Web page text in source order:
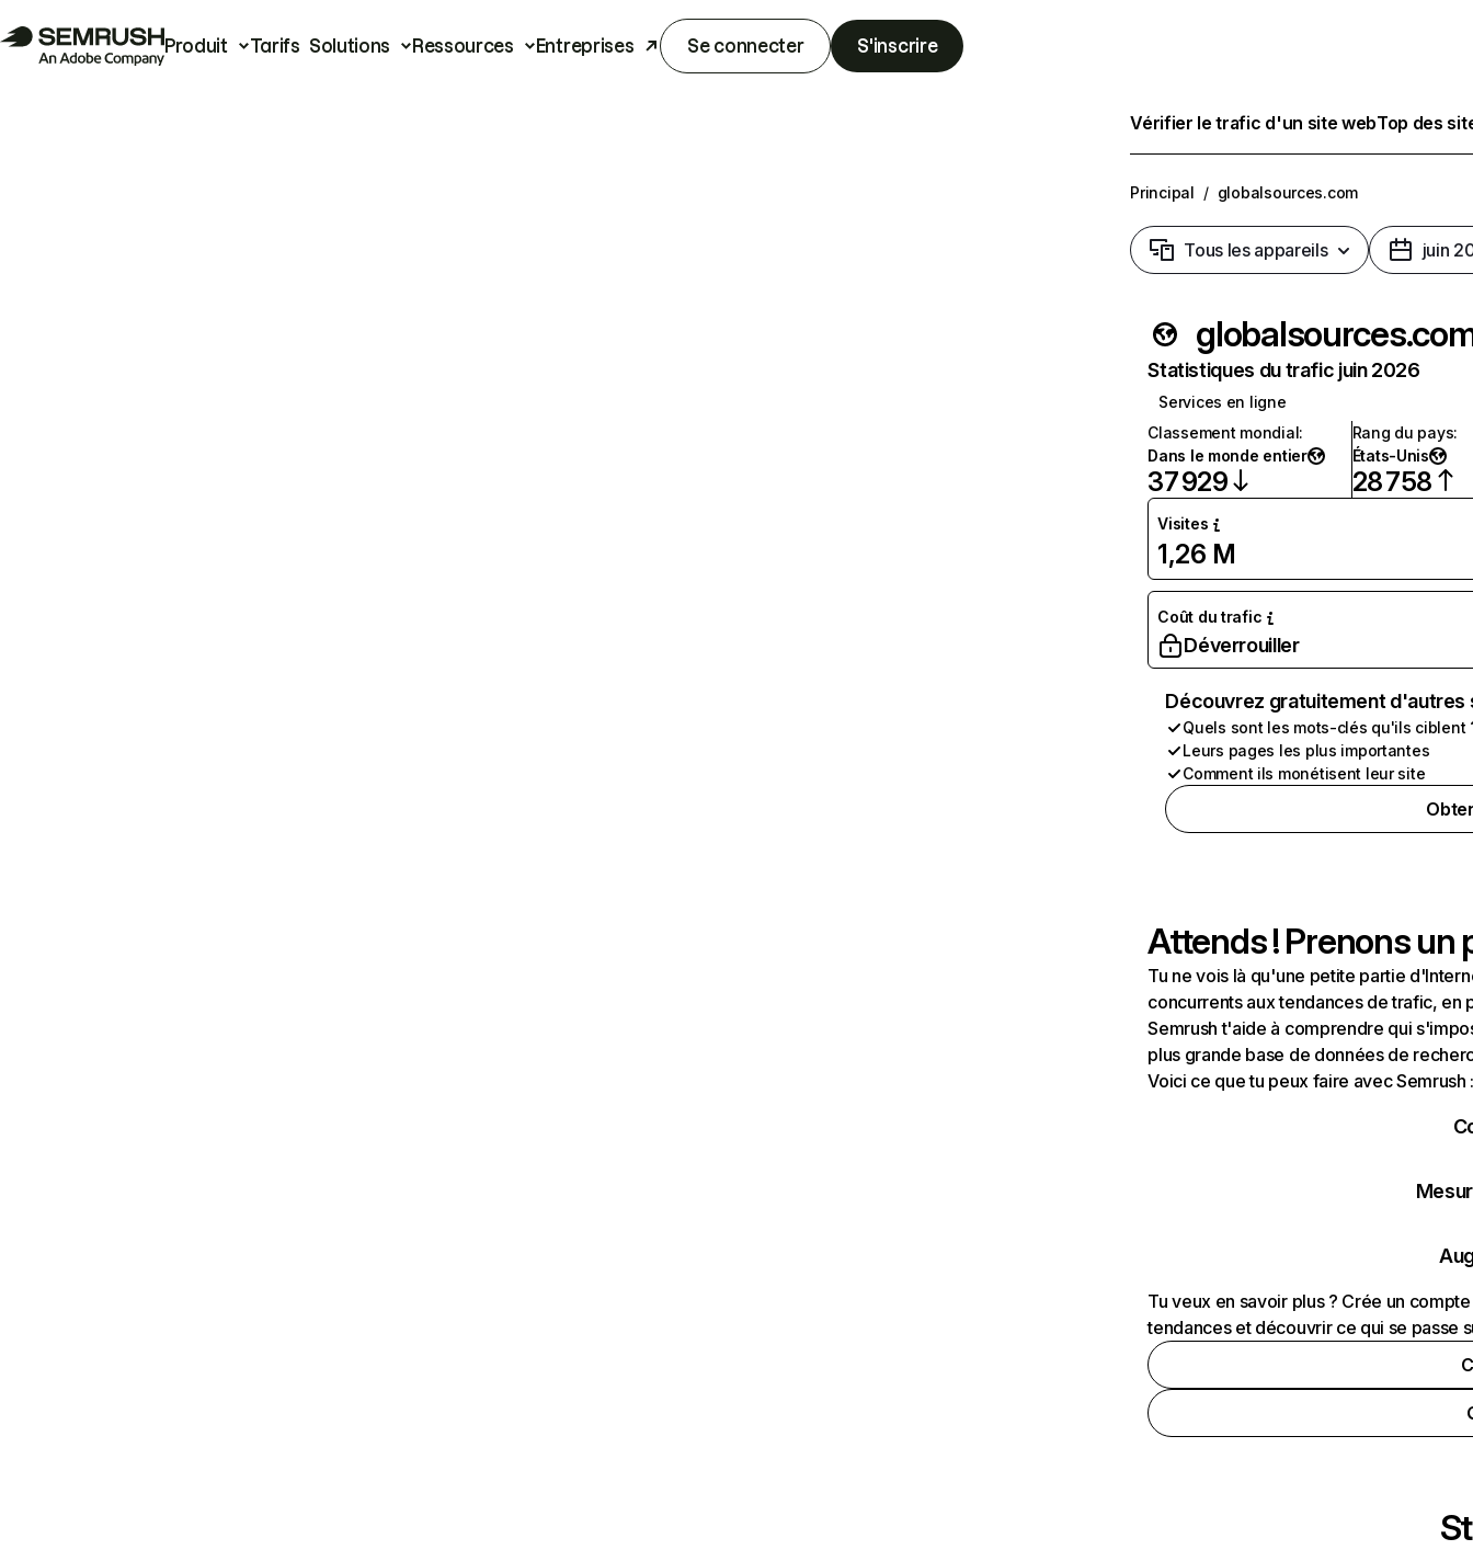
Produit Tarifs Solutions Ressources Entreprises Se connecter S'inscrire
Vérifier le trafic d'un site webTop des
Principal / globalsources.com
Tous les appareils juin
Statistiques du trafic juin 2026
Services en ligne
Classement mondial:
Dans le monde entier
37 929
Rang du pays:
États-Unis
28 758
Visites
1,26 M
Coût du trafic
Déverrouiller
Découvrez gratuitement
Quels sont les mots-clés qu'ils ciblent
Leurs pages les plus importantes
Comment ils monétisent leur site
Attends ! Prenons un
Tu ne vois là qu'une petite partie
concurrents aux tendances de trafic, en
Semrush t'aide à comprendre qui
plus grande base de données de
Voici ce que tu peux faire avec Semrush
Tu veux en savoir plus ? Crée un
tendances et découvrir ce qui se passe